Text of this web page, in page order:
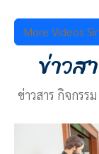
More Videos
ข่าวส
ข่าวสาร กิจกร